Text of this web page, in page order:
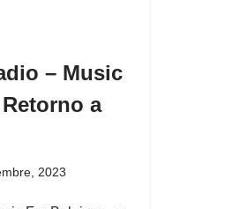
– Music
a
2023